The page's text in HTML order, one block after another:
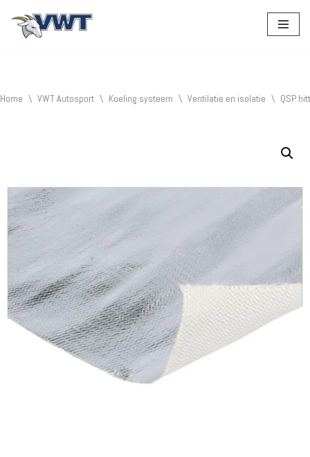
Home \ VWT Autosport \ Koeling systeem \ Ventilatie en isolatie \ QSP